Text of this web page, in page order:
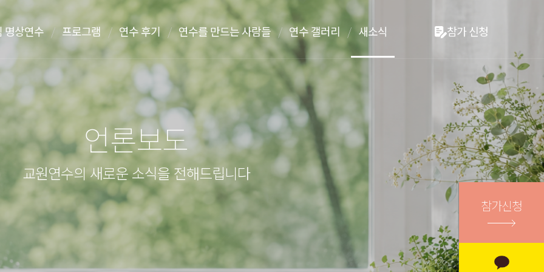
명상연수 프로그램 연수 후기 연수를 만드는 사람들 연수 갤러리 새소식 참가 신청
언론보도
교원연수의 새로운 소식을 전해드립니다
참가신청